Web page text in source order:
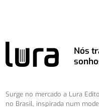
Nós
Surge no mercado a Lura
no Brasil, inspirada num